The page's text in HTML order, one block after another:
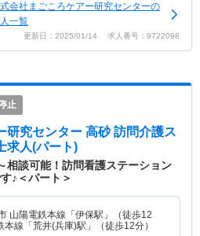
会社まごころケアー研究センターの
一覧
更新日：2025/01/14 求人番号：9722098
止
研究センター 高砂 訪問介護ス
求人(パート)
相談可能！訪問看護ステーション
♪＜パート＞
山陽電鉄本線「伊保駅」（徒歩12
本線「荒井(兵庫)駅」（徒歩12分）